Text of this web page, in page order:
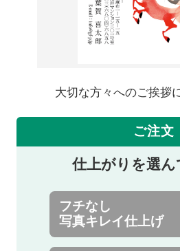
大切な方々へのご挨拶
ご注文
仕上がりを選ん
フチなし
写真キレイ仕上げ